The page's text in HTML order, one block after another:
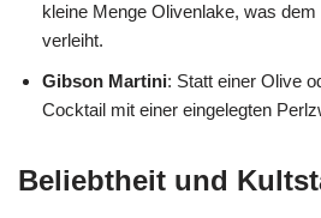
kleine Menge Olivenlake, was
verleiht.
Gibson Martini: Statt einer Olive
Cocktail mit einer eingelegten
Beliebtheit und